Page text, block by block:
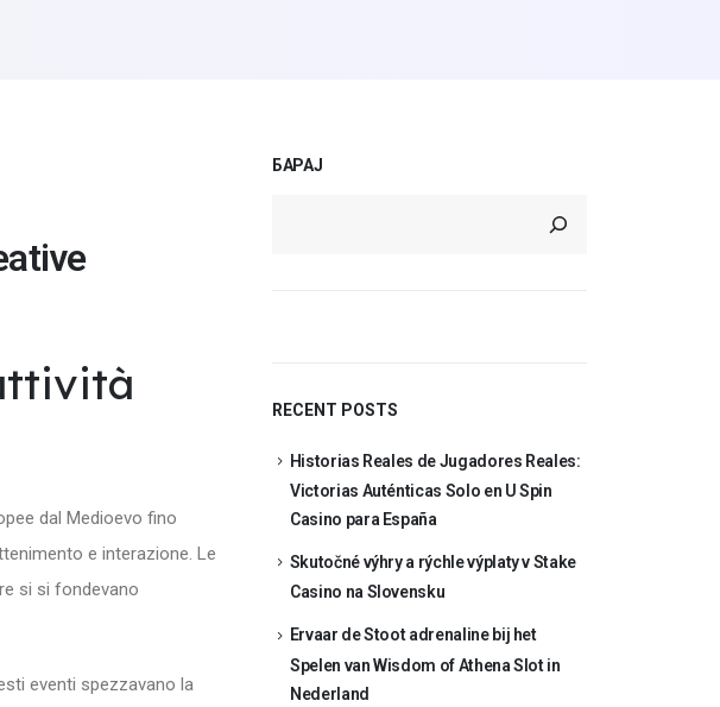
dal Medioevo fino
e interazione. Le
si si fondevano
eventi spezzavano la
БАРАЈ
RECENT POSTS
Historias Reales de Jugadores Reales:
Victorias Auténticas Solo en U Spin
Casino para España
Skutočné výhry a rýchle výplaty v Stake
Casino na Slovensku
Ervaar de Stoot adrenaline bij het
Spelen van Wisdom of Athena Slot in
Nederland